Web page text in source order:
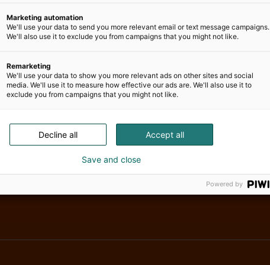
– rakkaiden
Marketing automation
We'll use your data to send you more relevant email or text message campaigns.
We'll also use it to exclude you from campaigns that you might not like.
Remarketing
We'll use your data to show you more relevant ads on other sites and social
media. We'll use it to measure how effective our ads are. We'll also use it to
exclude you from campaigns that you might not like.
Accept all
Decline all
Save and close
Powered by